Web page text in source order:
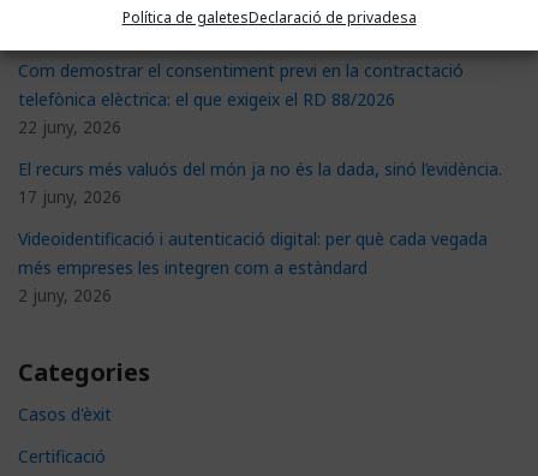
Política de galetesDeclaració de privadesa
29 juliol, 2026
Com demostrar el consentiment previ en la contractació
telefònica elèctrica: el que exigeix el RD 88/2026
22 juny, 2026
El recurs més valuós del món ja no és la dada, sinó l’evidència.
17 juny, 2026
Videoidentificació i autenticació digital: per què cada vegada
més empreses les integren com a estàndard
2 juny, 2026
Categories
Casos d'èxit
Certificació